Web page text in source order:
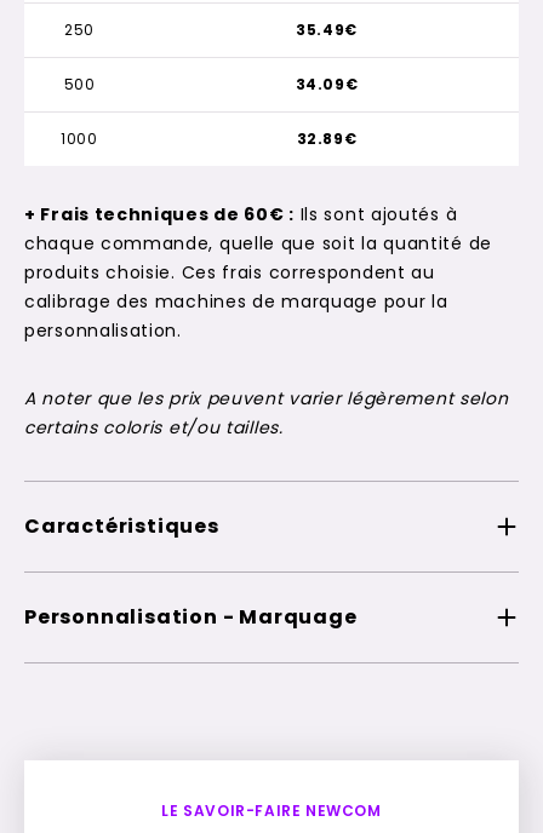
250
500
1000
35.49€
34.09€
32.89€
+ Frais techniques de 60€ : Ils sont ajoutés à
chaque commande, quelle que soit la quantité de
produits choisie. Ces frais correspondent au
calibrage des machines de marquage pour la
personnalisation.
A noter que les prix peuvent varier légèrement selon
certains coloris et/ou tailles.
Caractéristiques
Personnalisation - Marquage
LE SAVOIR-FAIRE NEWCOM